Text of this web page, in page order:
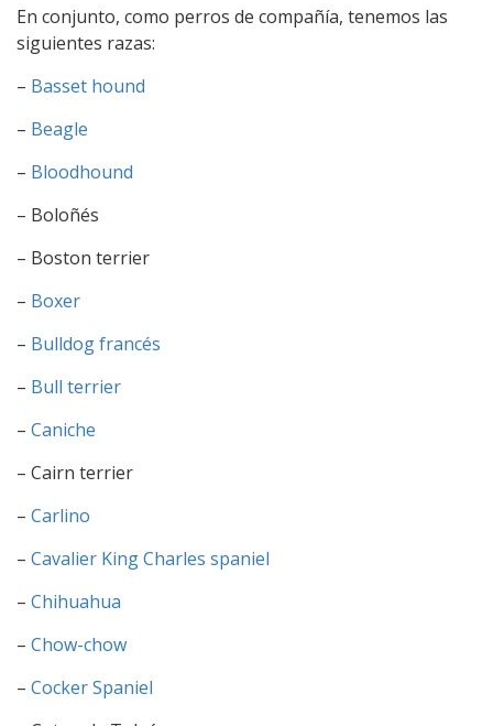
En conjunto, como perros de compañía, tenemos las
siguientes razas:
– Basset hound
– Beagle
– Bloodhound
– Boloñés
– Boston terrier
– Boxer
– Bulldog francés
– Bull terrier
– Caniche
– Cairn terrier
– Carlino
– Cavalier King Charles spaniel
– Chihuahua
– Chow-chow
– Cocker Spaniel